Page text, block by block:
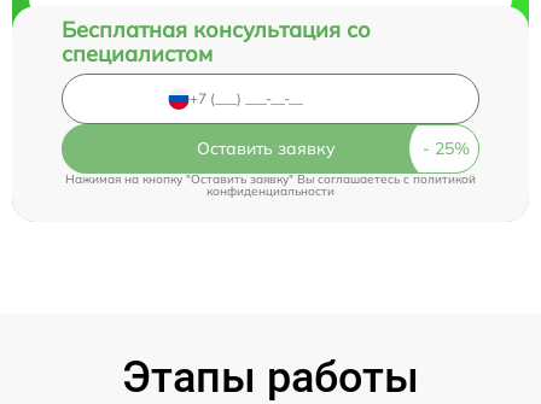
Бесплатная консультация со
специалистом
Оставить заявку
Нажимая на кнопку "Оставить заявку" Вы соглашаетесь cполитикой
конфиденциальности
Этапы работы